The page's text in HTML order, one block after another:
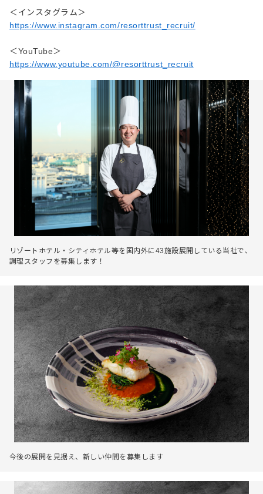
＜インスタグラム＞
https://www.instagram.com/resorttrust_recruit/
＜YouTube＞
https://www.youtube.com/@resorttrust_recruit
リゾートホテル・シティホテル等を国内外に43施設展開している当社で、
調理スタッフを募集します！
今後の展開を見据え、新しい仲間を募集します